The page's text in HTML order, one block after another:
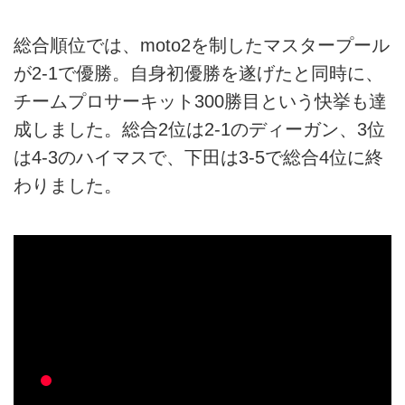
総合順位では、moto2を制したマスタープール
が2-1で優勝。自身初優勝を遂げたと同時に、
チームプロサーキット300勝目という快挙も達
成しました。総合2位は2-1のディーガン、3位
は4-3のハイマスで、下田は3-5で総合4位に終
わりました。